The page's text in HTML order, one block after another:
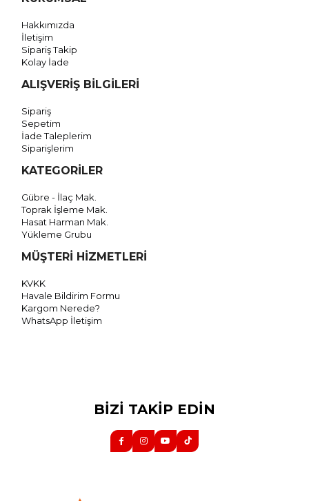
Hakkımızda
İletişim
Sipariş Takip
Kolay İade
ALIŞVERİŞ BİLGİLERİ
Sipariş
Sepetim
İade Taleplerim
Siparişlerim
KATEGORİLER
Gübre - İlaç Mak.
Toprak İşleme Mak.
Hasat Harman Mak.
Yükleme Grubu
MÜŞTERİ HİZMETLERİ
KVKK
Havale Bildirim Formu
Kargom Nerede?
WhatsApp İletişim
BİZİ TAKİP EDİN